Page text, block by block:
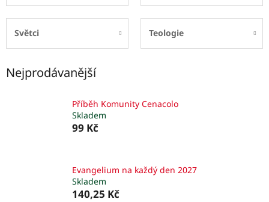
Světci Teologie
Nejprodávanější
Příběh Komunity Cenacolo
Skladem
99 Kč
Evangelium na každý den 2027
Skladem
140,25 Kč